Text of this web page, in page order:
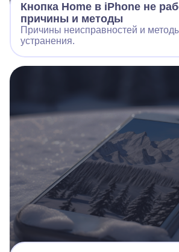
Кнопка Home в iPhone не
причины и методы
Причины неисправностей и
устранения.